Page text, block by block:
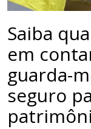
Saiba
em
guarda-
seguro